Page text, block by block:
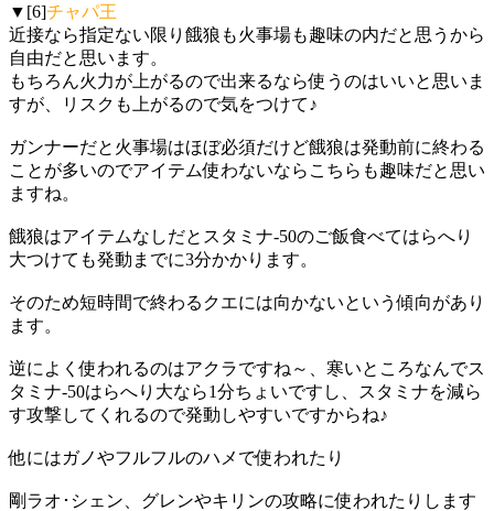
▼[6]チャパ王
近接なら指定ない限り餓狼も火事場も趣味の内だと思うから
自由だと思います。
もちろん火力が上がるので出来るなら使うのはいいと思いま
すが、リスクも上がるので気をつけて♪
ガンナーだと火事場はほぼ必須だけど餓狼は発動前に終わる
ことが多いのでアイテム使わないならこちらも趣味だと思い
ますね。
餓狼はアイテムなしだとスタミナ-50のご飯食べてはらへり
大つけても発動までに3分かかります。
そのため短時間で終わるクエには向かないという傾向があり
ます。
逆によく使われるのはアクラですね～、寒いところなんでス
タミナ-50はらへり大なら1分ちょいですし、スタミナを減ら
す攻撃してくれるので発動しやすいですからね♪
他にはガノやフルフルのハメで使われたり
剛ラオ･シェン、グレンやキリンの攻略に使われたりします